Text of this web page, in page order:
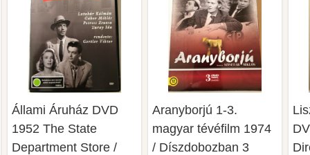
Állami Áruház DVD
1952 The State
Department Store /
Aranyborjú 1-3.
magyar tévéfilm 1974
/ Díszdobozban 3